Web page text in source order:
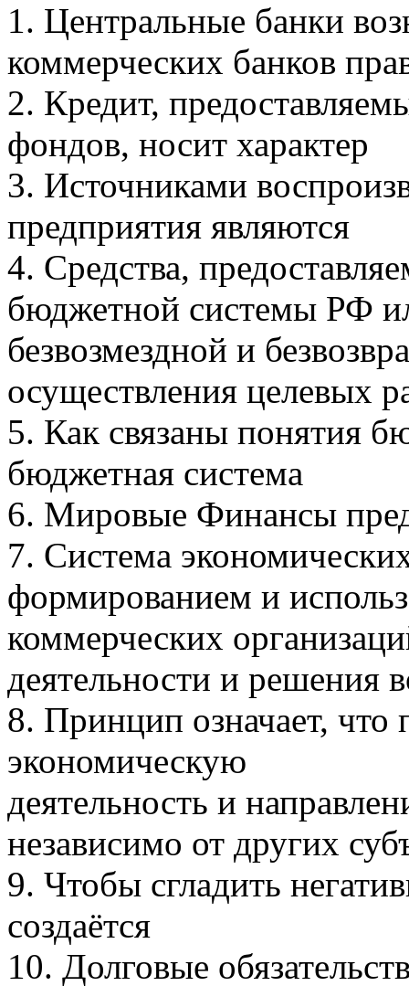
1. Центральные банки
коммерческих банков
2. Кредит,
фондов, носит характер
3. Источниками
предприятия являются
4. Средства,
бюджетной системы РФ
безвозмездной и
осуществления целевых
5. Как связаны понятия
бюджетная система
6. Мировые Финансы
7. Система
формированием и
коммерческих
деятельности и решения
8. Принцип означает, что
экономическую
деятельность и
независимо от других
9. Чтобы сгладить
создаётся
10. Долговые